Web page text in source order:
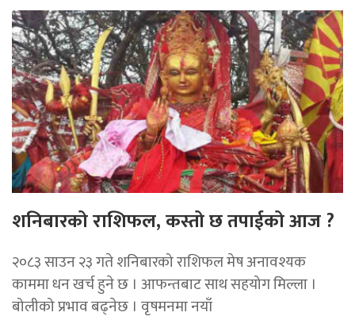
शनिबारको राशिफल, कस्तो छ तपाईको आज ?
२०८३ साउन २३ गते शनिबारको राशिफल मेष अनावश्यक
काममा धन खर्च हुने छ । आफन्तबाट साथ सहयोग मिल्ला ।
बोलीको प्रभाव बढ्नेछ । वृषमनमा नयाँ